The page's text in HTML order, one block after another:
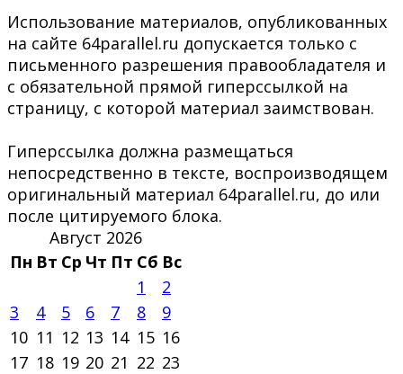
Использование материалов, опубликованных
на сайте 64parallel.ru допускается только с
письменного разрешения правообладателя и
с обязательной прямой гиперссылкой на
страницу, с которой материал заимствован.
Гиперссылка должна размещаться
непосредственно в тексте, воспроизводящем
оригинальный материал 64parallel.ru, до или
после цитируемого блока.
Август 2026
Пн Вт Ср Чт Пт Сб Вс
1
2
3
4 5 6 7 8
9
10 11 12 13 14 15 16
17 18 19 20 21 22 23